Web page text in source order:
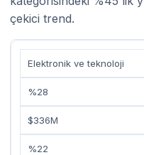
çekici trend.
Elektronik ve teknoloji
%28
$336M
%22